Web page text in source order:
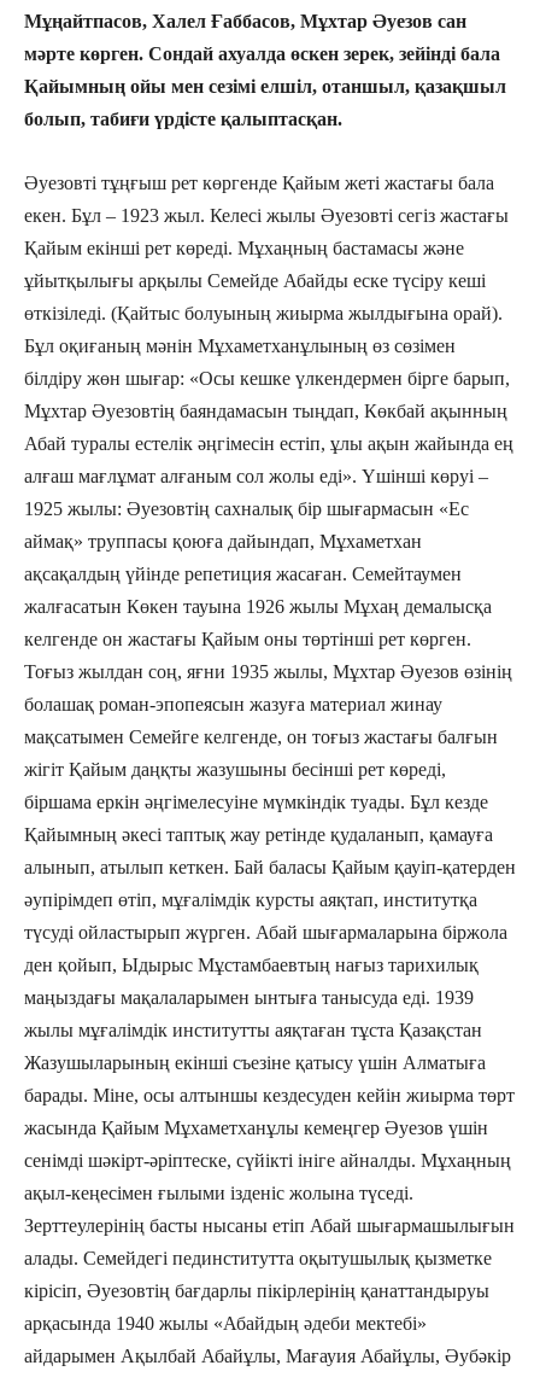
Мұңайтпасов, Халел Ғаббасов, Мұхтар Әуезов сан
мәрте көрген. Сондай ахуалда өскен зерек, зейінді бала
Қайымның ойы мен сезімі елшіл, отаншыл, қазақшыл
болып, табиғи үрдісте қалыптасқан.
Әуезовті тұңғыш рет көргенде Қайым жеті жастағы бала
екен. Бұл – 1923 жыл. Келесі жылы Әуезовті сегіз жастағы
Қайым екінші рет көреді. Мұхаңның бастамасы және
ұйытқылығы арқылы Семейде Абайды еске түсіру кеші
өткізіледі. (Қайтыс болуының жиырма жылдығына орай).
Бұл оқиғаның мәнін Мұхаметханұлының өз сөзімен
білдіру жөн шығар: «Осы кешке үлкендермен бірге барып,
Мұхтар Әуезовтің баяндамасын тыңдап, Көкбай ақынның
Абай туралы естелік әңгімесін естіп, ұлы ақын жайында ең
алғаш мағлұмат алғаным сол жолы еді». Үшінші көруі –
1925 жылы: Әуезовтің сахналық бір шығармасын «Ес
аймақ» труппасы қоюға дайындап, Мұхаметхан
ақсақалдың үйінде репетиция жасаған. Семейтаумен
жалғасатын Көкен тауына 1926 жылы Мұхаң демалысқа
келгенде он жастағы Қайым оны төртінші рет көрген.
Тоғыз жылдан соң, яғни 1935 жылы, Мұхтар Әуезов өзінің
болашақ роман-эпопеясын жазу­ға материал жинау
мақсатымен Семейге келгенде, он тоғыз жас­тағы балғын
жігіт Қайым даңқты жазушыны бесінші рет көреді,
біршама еркін әңгімелесуіне мүм­кіндік туады. Бұл кезде
Қайым­ның әкесі таптық жау ретінде қудаланып, қамауға
алынып, атылып кеткен. Бай баласы Қайым қауіп-қатерден
әупірімдеп өтіп, мұғалімдік курсты аяқтап, институтқа
түсуді ойластырып жүрген. Абай шығармаларына біржола
ден қойып, Ыдырыс Мұстамбаевтың нағыз тарихилық
маңыздағы мақалаларымен ын­ты­ға танысуда еді. 1939
жылы мұғалімдік институтты аяқтаған тұста Қазақстан
Жазушылары­ның екінші съезіне қатысу үшін Алматыға
барады. Міне, осы алтыншы кездесуден кейін жиырма төрт
жасында Қайым Мұхаметханұлы кемеңгер Әуезов үшін
сенімді шәкірт-әріптеске, сүйікті ініге айналды. Мұхаңның
ақыл-кеңесімен ғылыми ізденіс жолына түседі.
Зерттеулерінің басты нысаны етіп Абай шығармашылығын
алады. Семейдегі пединститутта оқытушылық қызметке
кірісіп, Әуезовтің бағдарлы пікірлерінің қанаттандыруы
арқасында 1940 жылы «Абайдың әдеби мектебі»
айдарымен Ақылбай Абайұлы, Мағауия Абайұлы, Әубәкір